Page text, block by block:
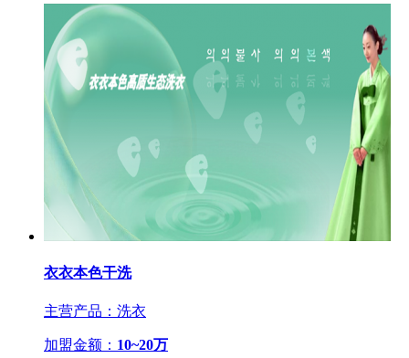
衣衣本色干洗
主营产品：洗衣
加盟金额： 10~20万